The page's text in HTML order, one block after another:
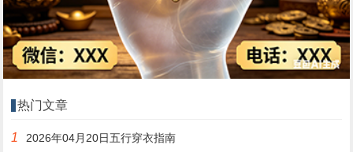
热门文章
1 2026年04月20日五行穿衣指南